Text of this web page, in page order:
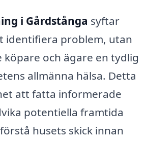
i Gårdstånga syftar
identifiera problem, utan
köpare och ägare en tydlig
allmänna hälsa. Detta
att fatta informerade
potentiella framtida
husets skick innan